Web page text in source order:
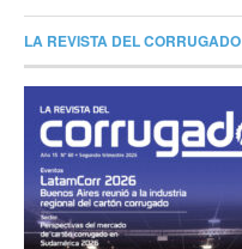
LA REVISTA DEL CORRUGADO